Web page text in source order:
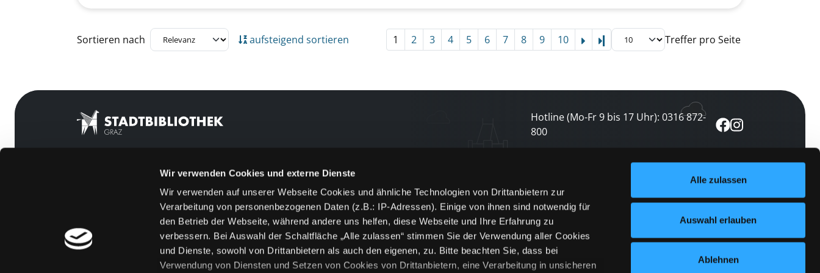
Wir verwenden Cookies und externe Dienste
Wir verwenden auf unserer Webseite Cookies und ähnliche Technologien von Drittanbietern zur
Verarbeitung von personenbezogenen Daten (z.B.: IP-Adressen). Einige von ihnen sind notwendig für
den Betrieb der Webseite, während andere uns helfen, diese Webseite und Ihre Erfahrung zu
verbessern. Bei Auswahl der Schaltfläche „Alle zulassen“ stimmen Sie der Verwendung aller Cookies
und Dienste, sowohl von Drittanbietern als auch den eigenen, zu. Bitte beachten Sie, dass bei
Verwendung von Diensten und Setzen von Cookies von Drittanbietern, eine Verarbeitung in unsicheren
Alle zulassen
Auswahl erlauben
Ablehnen
Zu den Suchfiltern springen
Sortieren nach aufsteigend sortieren 1 2 3 4 5 6 7 8 9 10 Letzte Seite Treffer pro Seite
Hotline (Mo-Fr 9 bis 17 Uhr): 0316 872-
800
[kju:b]
Feedback
Kontakt
Über uns
Jobs
Medienwunsch
Newsletter abonnieren
und keine Veranstaltung verpassen
jetzt abonnieren